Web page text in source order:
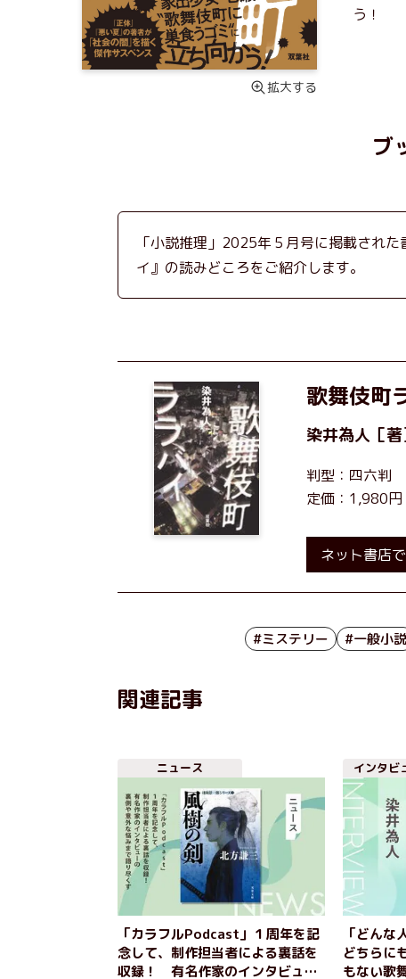
拡大する
う！
ブ
「小説推理」2025年５月号に掲載され
イ』の読みどころをご紹介します。
歌舞伎町
染井為人 ［著
判型：四六判
定価：1,980円
ネット書店
#ミステリー #一般小説
関連記事
ニュース
「カラフルPodcast」１周年を記
念して、制作担当者による裏話を
収録！ 有名作家のインタビュー
インタビ
「どんな
どちらに
もない歌